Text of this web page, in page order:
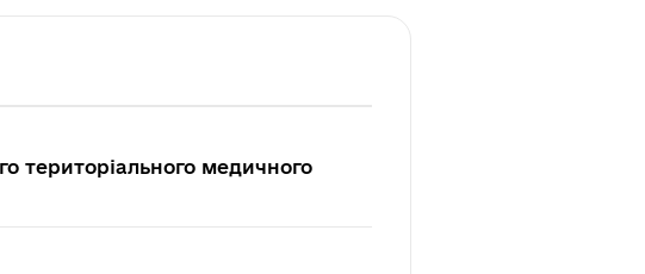
територіального медичного